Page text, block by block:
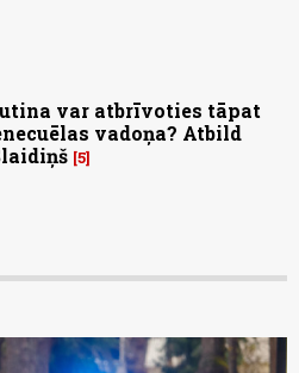
var atbrīvoties tāpat
vadoņa? Atbild
5